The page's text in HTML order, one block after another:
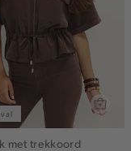
met trekkoord